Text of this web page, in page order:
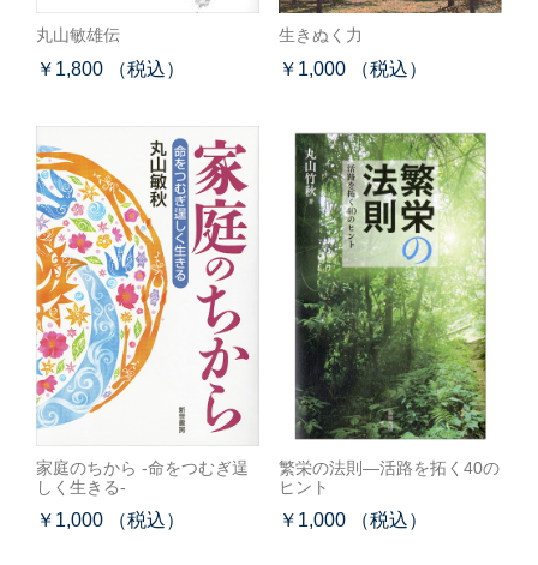
丸山敏雄伝
￥1,800 （税込）
生きぬく力
￥1,000 （税込）
家庭のちから -命をつむぎ逞
しく生きる-
￥1,000 （税込）
繁栄の法則―活路を拓く40の
ヒント
￥1,000 （税込）